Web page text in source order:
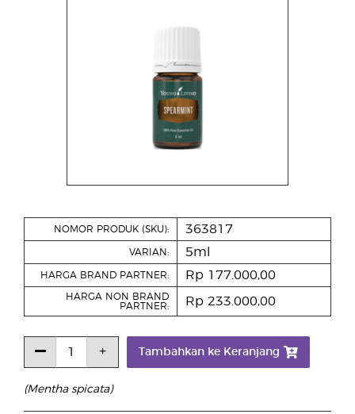
(Mentha spicata)
NOMOR PRODUK (SKU): 363817
VARIAN: 5ml
HARGA BRAND PARTNER: Rp 177.000,00
HARGA NON BRAND
PARTNER:
Rp 233.000,00
Tambahkan ke Keranjang